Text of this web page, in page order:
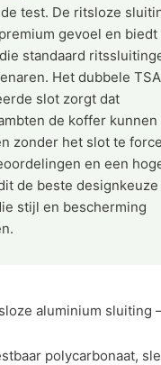
test. De ritsloze
gevoel en biedt
standaard
Het dubbele
slot zorgt dat
de koffer kunnen
zonder het slot te
en een
de beste
stijl en bescherming
aluminium sluiting
polycarbonaat,